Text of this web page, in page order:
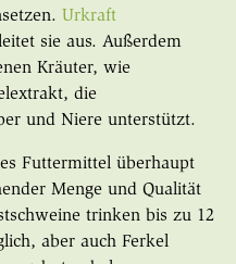
Urkraft
sie aus. Außerdem
Kräuter, wie
die
und Niere unterstützt.
Futtermittel überhaupt
Menge und Qualität
trinken bis zu 12
aber auch Ferkel